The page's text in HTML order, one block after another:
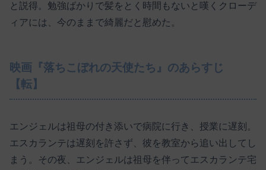
と説得。勉強ばかりで髪をとく時間もないと嘆くクローデ
ィアには、今のままで綺麗だと慰めた。
映画『落ちこぼれの天使たち』のあらすじ
【転】
エンジェルは祖母の付き添いで病院に行き、授業に遅刻。
エスカランテは遅刻を許さず、彼を教室から追い出してし
まう。その夜、エンジェルは祖母を伴ってエスカランテ宅